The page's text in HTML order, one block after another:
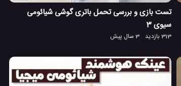
تست بازی و بررسی تحمل باتری گوشی شیائومی
سیوی 3
313 بازدید 3 سال پیش